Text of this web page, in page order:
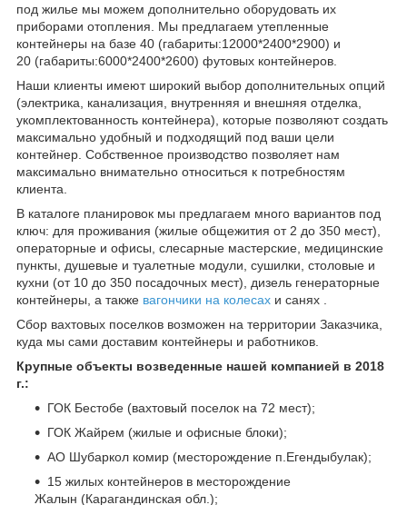
под жилье мы можем дополнительно оборудовать их
приборами отопления. Мы предлагаем утепленные
контейнеры на базе 40 (габариты:12000*2400*2900) и
20 (габариты:6000*2400*2600) футовых контейнеров.
Наши клиенты имеют широкий выбор дополнительных опций
(электрика, канализация, внутренняя и внешняя отделка,
укомплектованность контейнера), которые позволяют создать
максимально удобный и подходящий под ваши цели
контейнер. Собственное производство позволяет нам
максимально внимательно относиться к потребностям
клиента.
В каталоге планировок мы предлагаем много вариантов под
ключ: для проживания (жилые общежития от 2 до 350 мест),
операторные и офисы, слесарные мастерские, медицинские
пункты, душевые и туалетные модули, сушилки, столовые и
кухни (от 10 до 350 посадочных мест), дизель генераторные
контейнеры, а также вагончики на колесах и санях .
Сбор вахтовых поселков возможен на территории Заказчика,
куда мы сами доставим контейнеры и работников.
Крупные объекты возведенные нашей компанией в 2018
г.:
ГОК Бестобе (вахтовый поселок на 72 мест);
ГОК Жайрем (жилые и офисные блоки);
АО Шубаркол комир (месторождение п.Егендыбулак);
15 жилых контейнеров в месторождение
Жалын (Карагандинская обл.);